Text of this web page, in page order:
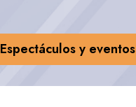
Espectáculos y eventos